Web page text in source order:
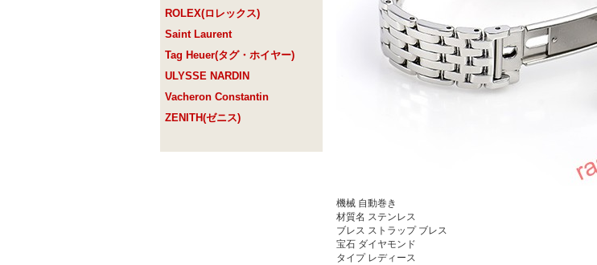
ROLEX(ロレックス)
Saint Laurent
Tag Heuer(タグ・ホイヤー)
ULYSSE NARDIN
Vacheron Constantin
ZENITH(ゼニス)
機械 自動巻き
材質名 ステンレス
ブレス ストラップ ブレス
宝石 ダイヤモンド
タイプ レディース